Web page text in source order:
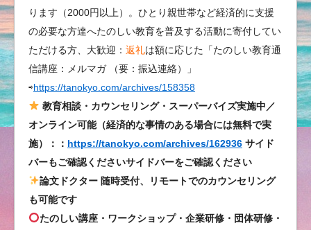
化！
／
書
く
こ
と
も
し
く
切
ります（2000円以上）。ひとり親世帯など経済的に支援
の必要な方達へたのしい教育を普及する活動に寄付してい
ただける方、大歓迎： 返礼は額に応じた「たのしい教育通
信講座：メルマガ （要：振込連絡）」
⇨https://tanokyo.com/archives/158358
教育相談・カウンセリング・スーパーバイズ実施中／
オンライン可能（経済的な事情のある場合には無料で実
施）：： https://tanokyo.com/archives/162936 サイド
バーもご確認くださいサイドバーをご確認ください
論文ドクター 随時受付、リモートでのカウンセリング
も可能です
たのしい講座・ワークショップ・企業研修・団体研修・